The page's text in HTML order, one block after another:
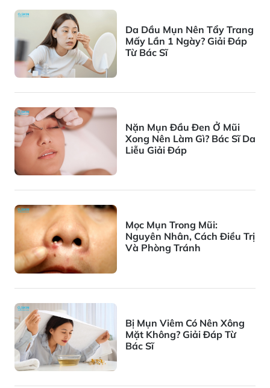
Da Dầu Mụn Nên Tẩy Trang
Mấy Lần 1 Ngày? Giải Đáp
Từ Bác Sĩ
Nặn Mụn Đầu Đen Ở Mũi
Xong Nên Làm Gì? Bác Sĩ Da
Liễu Giải Đáp
Mọc Mụn Trong Mũi:
Nguyên Nhân, Cách Điều Trị
Và Phòng Tránh
Bị Mụn Viêm Có Nên Xông
Mặt Không? Giải Đáp Từ
Bác Sĩ